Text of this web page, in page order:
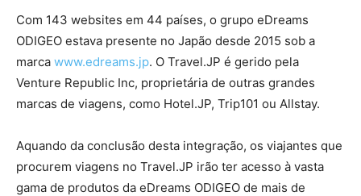
Com 143 websites em 44 países, o grupo eDreams
ODIGEO estava presente no Japão desde 2015 sob a
marca www.edreams.jp. O Travel.JP é gerido pela
Venture Republic Inc, proprietária de outras grandes
marcas de viagens, como Hotel.JP, Trip101 ou Allstay.
Aquando da conclusão desta integração, os viajantes que
procurem viagens no Travel.JP irão ter acesso à vasta
gama de produtos da eDreams ODIGEO de mais de